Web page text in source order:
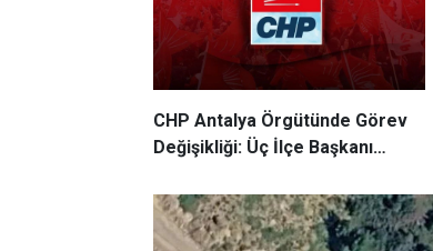
CHP Antalya Örgütünde Görev
Değişikliği: Üç İlçe Başkanı